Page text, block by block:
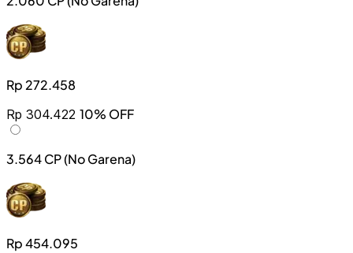
Rp 272.458
Rp 304.422 10% OFF
3.564 CP (No Garena)
Rp 454.095